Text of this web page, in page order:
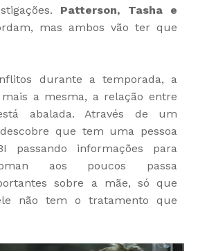
Patterson, Tasha e
mas ambos vão ter que
durante a temporada, a
a mesma, a relação entre
abalada. Através de um
que tem uma pessoa
passando informações para
aos poucos passa
sobre a mãe, só que
não tem o tratamento que